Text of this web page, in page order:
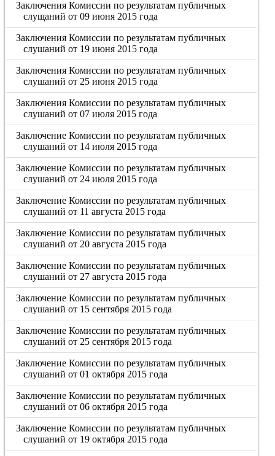
Заключения Комиссии по результатам публичных
слущаний от 09 июня 2015 года
Заключения Комиссии по результатам публичных
слушаний от 19 июня 2015 года
Заключения Комиссии по результатам публичных
слушаний от 25 июня 2015 года
Заключения Комиссии по результатам публичных
слушаний от 07 июля 2015 года
Заключение Комиссии по результатам публичных
слушаний от 14 июля 2015 года
Заключение Комиссии по результатам публичных
слушаний от 24 июля 2015 года
Заключение Комиссии по результатам публичных
слушаний от 11 августа 2015 года
Заключение Комиссии по результатам публичных
слушаний от 20 августа 2015 года
Заключение Комиссии по результатам публичных
слушаний от 27 августа 2015 года
Заключение Комиссии по результатам публичных
слушаний от 15 сентября 2015 года
Заключение Комиссии по результатам публичных
слушаний от 25 сентября 2015 года
Заключение Комиссии по результатам публичных
слушаний от 01 октября 2015 года
Заключение Комиссии по результатам публичных
слушаний от 06 октября 2015 года
Заключение Комиссии по результатам публичных
слушаний от 19 октября 2015 года